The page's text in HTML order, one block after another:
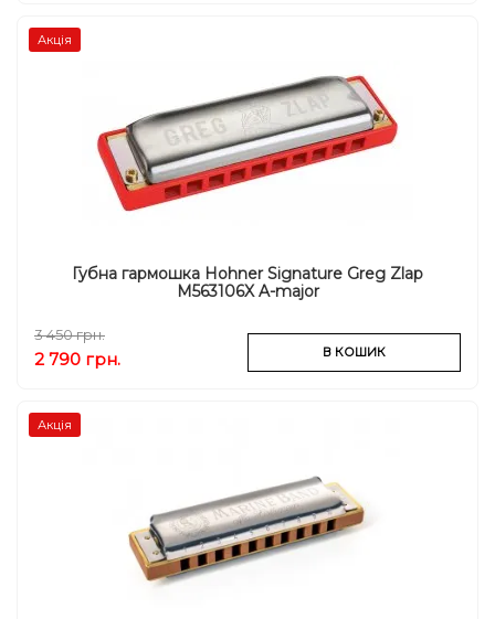
Акція
Губна гармошка Hohner Signature Greg Zlap
M563106X A-major
3 450 грн.
2 790 грн. В КОШИК
Акція